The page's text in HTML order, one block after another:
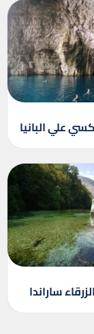
علي البانيا
ساراندا